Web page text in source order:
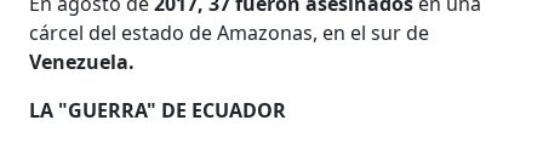
cárcel del estado de Amazonas, en el sur de
Venezuela.
LA "GUERRA" DE ECUADOR